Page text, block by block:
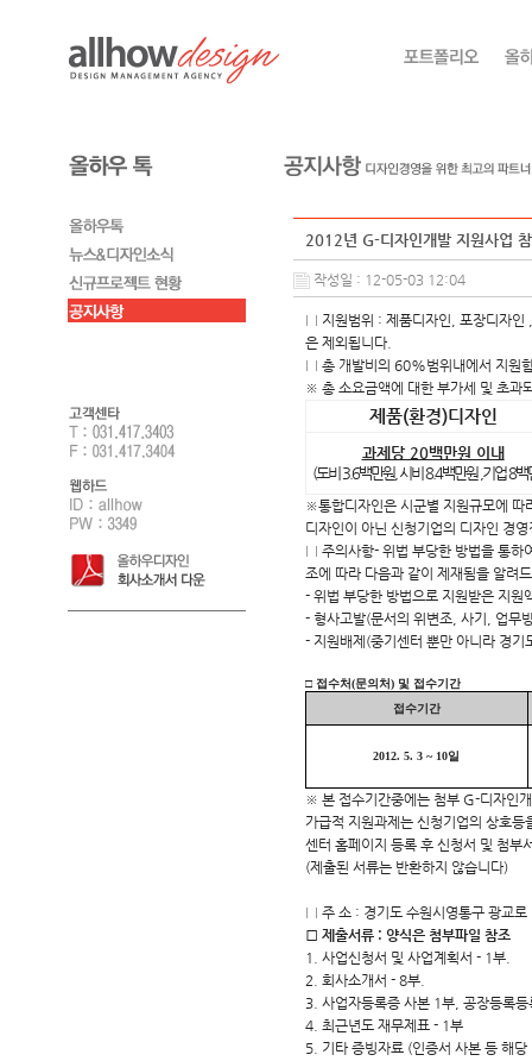
2012년 G-디자인개발 지원사업
작성일 : 12-05-03 12:04
□ 지원범위 : 제품디자인, 포장디자인
은 제외됩니다.
□ 총 개발비의 60%범위내에서 지원
※ 총 소요금액에 대한 부가세 및 초과
제품(환경)디자인
과제당 20백만원 이내
(도비 3.6백만원, 시비 8.4백만원 ,기업 8백
※통합디자인은 시군별 지원규모에 따
디자인이 아닌 신청기업의 디자인 경
□ 주의사항- 위법 부당한 방법을 통하
조에 따라 다음과 같이 제재됨을 알려
- 위법 부당한 방법으로 지원받은 지원
- 형사고발(문서의 위변조, 사기, 업무
- 지원배제(중기센터 뿐만 아니라 경기
□ 접수처(문의처) 및 접수기간
접수기간
2012. 5. 3 ~ 10일
※ 본 접수기간중에는 첨부 G-디자인
가급적 지원과제는 신청기업의 상호
센터 홈페이지 등록 후 신청서 및 첨부
(제출된 서류는 반환하지 않습니다)
□ 주 소 : 경기도 수원시영통구 광교
□ 제출서류 : 양식은 첨부파일 참조
1. 사업신청서 및 사업계획서 - 1부.
2. 회사소개서 - 8부.
3. 사업자등록증 사본 1부, 공장등록
4. 최근년도 재무제표 - 1부
5. 기타 증빙자료 (인증서 사본 등 해당